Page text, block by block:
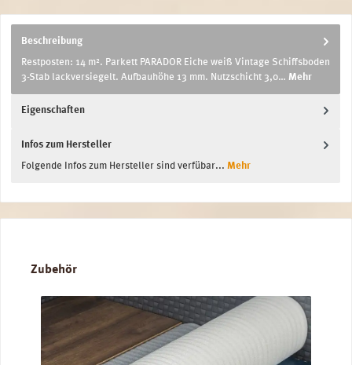
Beschreibung
Restposten: 14 m². Parkett PARADOR Eiche weiß Vintage Schiffsboden
3-Stab lackversiegelt. Aufbauhöhe 13 mm. Nutzschicht 3,0… Mehr
Eigenschaften
Infos zum Hersteller
Folgende Infos zum Hersteller sind verfübar... Mehr
Produktgalerie überspringen
Zubehör